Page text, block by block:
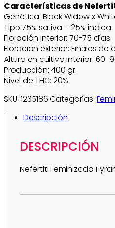
Características de
Genética: Black Widow x
Tipo:75% sativa – 25% indica
Floración interior: 70-75 días
Floración exterior: Finales de
Altura en cultivo interior: 60-
Producción: 400 gr.
Nivel de THC: 20%
SKU: 1235186 Categorías:
Descripción
DESCRIPCIÓN
Nefertiti Feminizada